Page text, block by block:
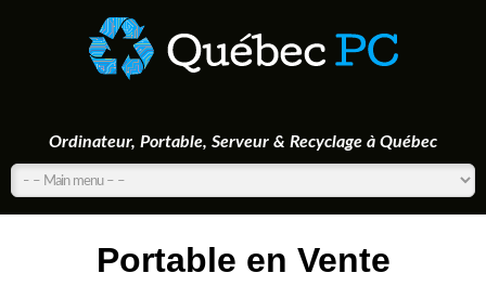
Ordinateur, Portable, Serveur & Recyclage à Québec
Portable en Vente